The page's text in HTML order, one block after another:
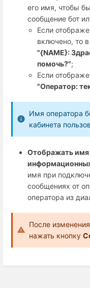
его имя, чтобы
сообщение бот
Если
включено, то
"{NAME}:
помочь?";
Если
"Оператор:
Имя оператора
кабинета
Отображать имя
имя при
сообщениях от
оператора из
После
нажать кнопку